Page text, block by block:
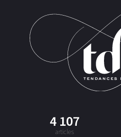
4 107
articles